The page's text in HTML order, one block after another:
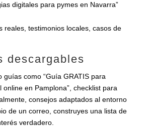
digitales para pymes en Navarra”
reales, testimonios locales, casos de
descargables
guías como “Guía GRATIS para
online en Pamplona”, checklist para
consejos adaptados al entorno
de un correo, construyes una lista de
verdadero.